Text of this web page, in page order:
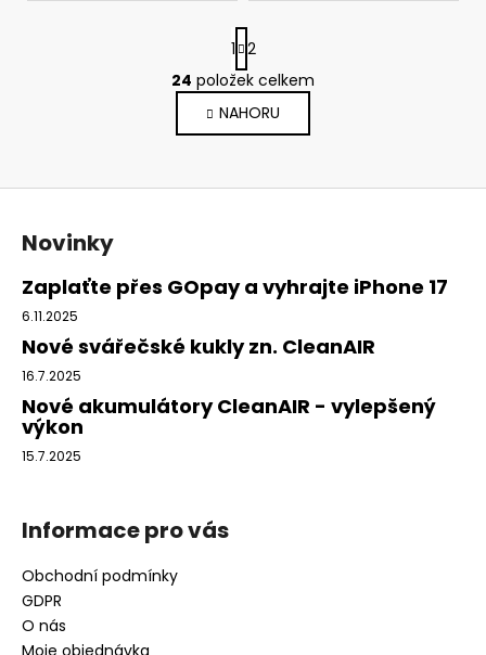
O
v
l
d
p
k
v
S
t
r
á
n
k
1 2
24 položek celkem
NAHORU
Z
Novinky
Zaplaťte přes GOpay a vyhrajte iPhone 17
6.11.2025
Nové svářečské kukly zn. CleanAIR
16.7.2025
Nové akumulátory CleanAIR - vylepšený
výkon
15.7.2025
Informace pro vás
Obchodní podmínky
GDPR
O nás
Moje objednávka